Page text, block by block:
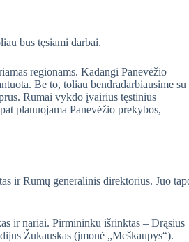
bus tęsiami darbai.
regionams. Kadangi Panevėžio
Be to, toliau bendradarbiausime su
Rūmai vykdo įvairius tęstinius
planuojama Panevėžio prekybos,
ir Rūmų generalinis direktorius. Juo
ir nariai. Pirmininku išrinktas – Drąsius
Žukauskas (įmonė „Meškaupys“).